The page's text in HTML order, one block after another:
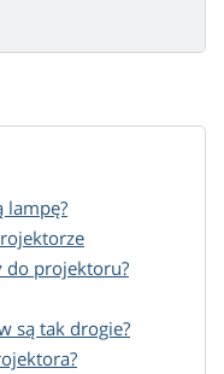
lampę?
do projektoru?
są tak drogie?